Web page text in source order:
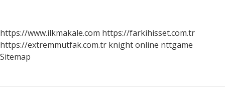
https://www.ilkmakale.com https://farkihisset.com.tr
https://extremmutfak.com.tr knight online nttgame
Sitemap